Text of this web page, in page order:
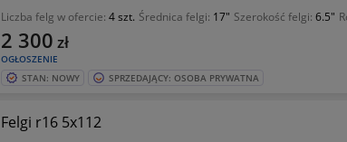
Liczba felg w ofercie: 4 szt. Średnica felgi: 17" Szerokość felgi: 6.5"
OGŁOSZENIE
2 300 zł
STAN: NOWY SPRZEDAJĄCY: OSOBA PRYWATNA
Felgi r16 5x112